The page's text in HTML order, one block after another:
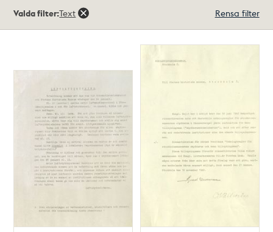
träffar
Valda filter:Text Rensa filter